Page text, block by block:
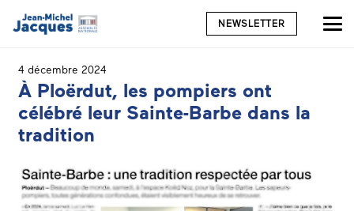
NEWSLETTER
4 décembre 2024
À Ploërdut, les pompiers ont
célébré leur Sainte-Barbe dans la
tradition